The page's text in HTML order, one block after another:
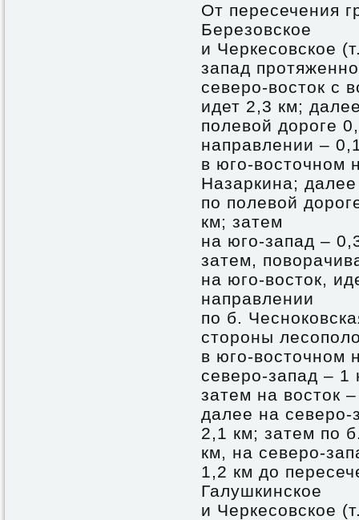
От пересечения
Березовское
и Черкесовское
запад
северо-восток с
идет 2,3 км;
полевой дороге
направлении –
в юго-восточном
Назаркина; далее
по полевой
км; затем
на юго-запад –
затем,
на юго-восток,
направлении
по б.
стороны
в юго-восточном
северо-запад – 1
затем на восток
далее на северо-
2,1 км; затем по
км, на северо-
1,2 км до
Галушкинское
и Черкесовское